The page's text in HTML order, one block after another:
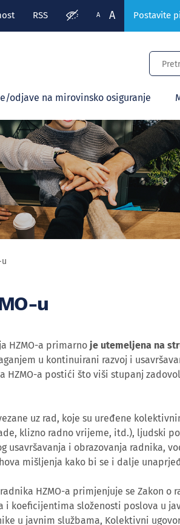
RSS A A Postavite
odjave na mirovinsko osiguranje
u
HZMO-a primarno je utemeljena na
u kontinuirani razvoj i
HZMO-a postići što viši stupanj
uz rad, koje su uređene
klizno radno vrijeme, itd.), ljudski
usavršavanja i obrazovanja radnika,
mišljenja kako bi se i dalje
HZMO-a primjenjuje se Zakon
i koeficijentima složenosti poslova u
u javnim službama, Kolektivni